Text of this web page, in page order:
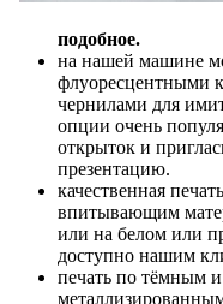
подобное.
на нашей машине
флуоресцентными
чернилами для
опции очень
открыток и
презентацию.
качественная
впитывающим
или на белом или
доступно нашим
печать по тёмным